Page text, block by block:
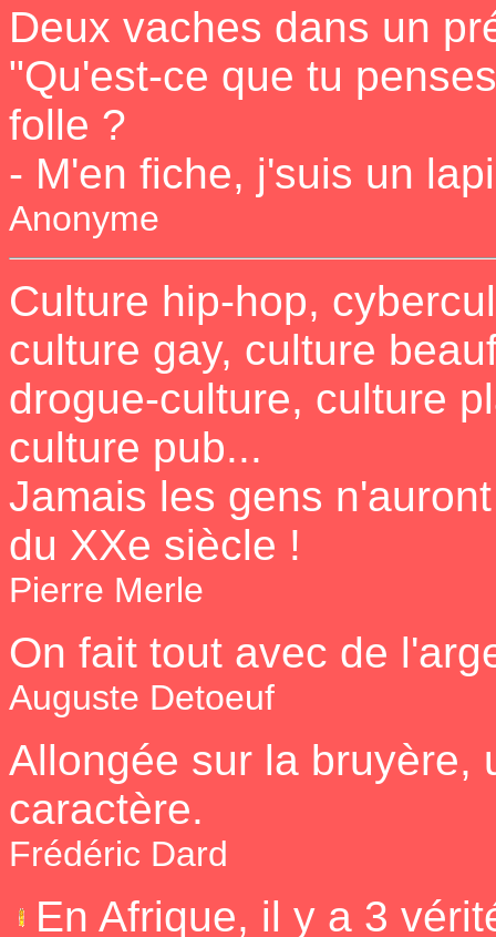
Deux vaches dans un
"Qu'est-ce que tu
folle ?
- M'en fiche, j'suis un
Anonyme
Culture hip-hop,
culture gay, culture
drogue-culture, culture
culture pub...
Jamais les gens
du XXe siècle !
Pierre Merle
On fait tout avec de
Auguste Detoeuf
Allongée sur la bruyère,
caractère.
Frédéric Dard
En Afrique, il y a 3